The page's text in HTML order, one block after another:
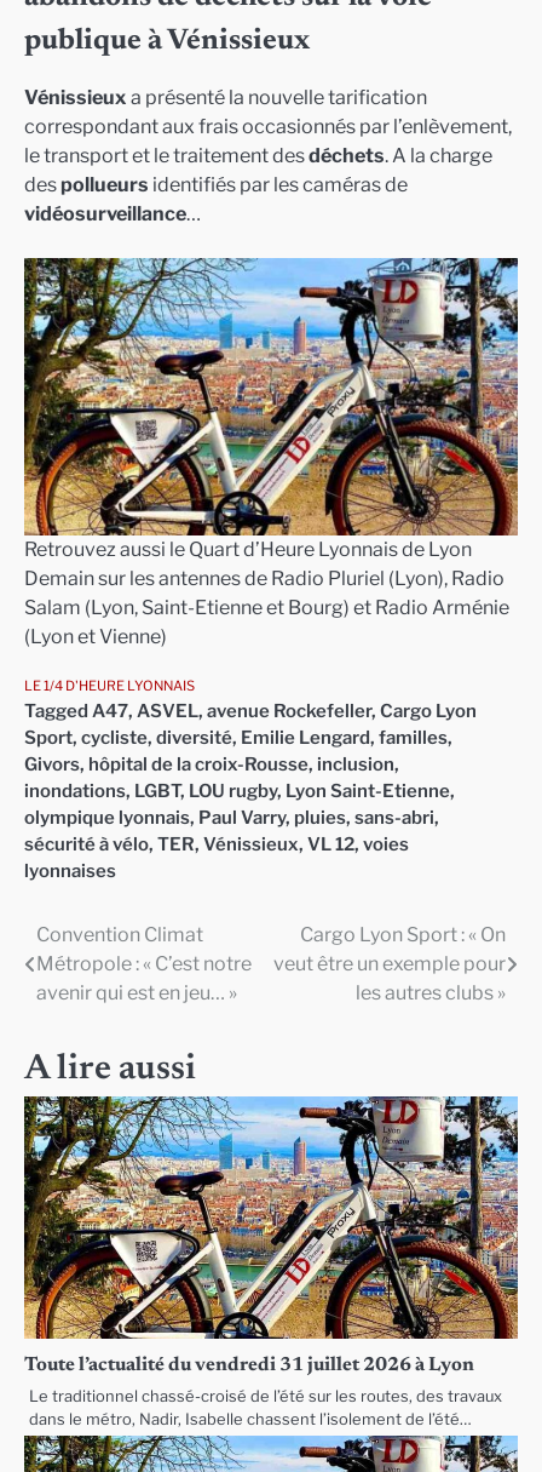
publique à Vénissieux
Vénissieux a présenté la nouvelle tarification
correspondant aux frais occasionnés par l’enlèvement,
le transport et le traitement desdéchets. A la charge
des pollueurs identifiés par les caméras de
vidéosurveillance…
Retrouvez aussi le Quart d’Heure Lyonnais de Lyon
Demain sur les antennes de Radio Pluriel (Lyon), Radio
Salam (Lyon, Saint-Etienne et Bourg) et Radio Arménie
(Lyon et Vienne)
LE 1/4 D'HEURE LYONNAIS
Tagged A47, ASVEL, avenue Rockefeller, Cargo Lyon
Sport, cycliste, diversité, Emilie Lengard, familles,
Givors, hôpital de la croix-Rousse, inclusion,
inondations, LGBT, LOU rugby, Lyon Saint-Etienne,
olympique lyonnais, Paul Varry, pluies, sans-abri,
sécurité à vélo, TER, Vénissieux, VL 12, voies
lyonnaises
Navigation
de
Convention Climat
Métropole : « C’est notre
avenir qui est en jeu… »
Cargo Lyon Sport : « On
veut être un exemple pour
les autres clubs »
A lire aussi
Toute l’actualité du vendredi 31 juillet 2026 à Lyon
Le traditionnel chassé-croisé de l’été sur les routes, des travaux
dans le métro, Nadir, Isabelle chassent l’isolement de l’été…